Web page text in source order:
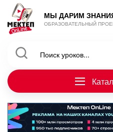
МЫ ДАРИМ
ОБРАЗОВАТЕЛЬНЫЙ